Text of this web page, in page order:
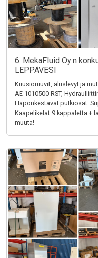
6. MekaFluid Oy:n
LEPPÄVESI
Kuusioruuvit, aluslevyt ja
AE 1010500 RST,
Haponkestävät putkiosat:
Kaapelikelat 9 kappaletta +
muuta!